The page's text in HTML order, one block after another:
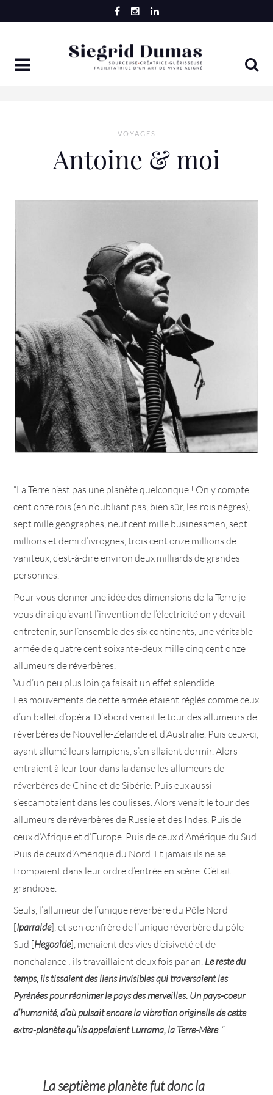
to
VOYAGES
Antoine & moi
“La Terre n’est pas une planète quelconque ! On y compte
cent onze rois (en n’oubliant pas, bien sûr, les rois nègres),
sept mille géographes, neuf cent mille businessmen, sept
millions et demi d’ivrognes, trois cent onze millions de
vaniteux, c’est-à-dire environ deux milliards de grandes
personnes.
Pour vous donner une idée des dimensions de la Terre je
vous dirai qu’avant l’invention de l’électricité on y devait
entretenir, sur l’ensemble des six continents, une véritable
armée de quatre cent soixante-deux mille cinq cent onze
allumeurs de réverbères.
Vu d’un peu plus loin ça faisait un effet splendide.
Les mouvements de cette armée étaient réglés comme ceux
d’un ballet d’opéra. D’abord venait le tour des allumeurs de
réverbères de Nouvelle-Zélande et d’Australie. Puis ceux-ci,
ayant allumé leurs lampions, s’en allaient dormir. Alors
entraient à leur tour dans la danse les allumeurs de
réverbères de Chine et de Sibérie. Puis eux aussi
s’escamotaient dans les coulisses. Alors venait le tour des
allumeurs de réverbères de Russie et des Indes. Puis de
ceux d’Afrique et d’Europe. Puis de ceux d’Amérique du Sud.
Puis de ceux d’Amérique du Nord. Et jamais ils ne se
trompaient dans leur ordre d’entrée en scène. C’était
grandiose.
Seuls, l’allumeur de l’unique réverbère du Pôle Nord
[Iparralde], et son confrère de l’unique réverbère du pôle
Sud [Hegoalde], menaient des vies d’oisiveté et de
nonchalance : ils travaillaient deux fois par an. Le reste du
temps, ils tissaient des liens invisibles qui traversaient les
Pyrénées pour réanimer le pays des merveilles. Un pays-coeur
d’humanité, d’où pulsait encore la vibration originelle de cette
extra-planète qu’ils appelaient Lurrama, la Terre-Mère. “
La septième planète fut donc la